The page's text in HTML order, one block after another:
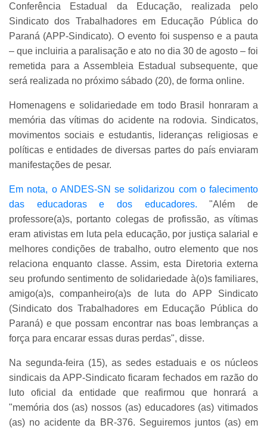
Conferência Estadual da Educação, realizada pelo
Sindicato dos Trabalhadores em Educação Pública do
Paraná (APP-Sindicato). O evento foi suspenso e a pauta
– que incluiria a paralisação e ato no dia 30 de agosto – foi
remetida para a Assembleia Estadual subsequente, que
será realizada no próximo sábado (20), de forma online.
Homenagens e solidariedade em todo Brasil honraram a
memória das vítimas do acidente na rodovia. Sindicatos,
movimentos sociais e estudantis, lideranças religiosas e
políticas e entidades de diversas partes do país enviaram
manifestações de pesar.
Em nota, o ANDES-SN se solidarizou com o falecimento
das educadoras e dos educadores. "Além de
professore(a)s, portanto colegas de profissão, as vítimas
eram ativistas em luta pela educação, por justiça salarial e
melhores condições de trabalho, outro elemento que nos
relaciona enquanto classe. Assim, esta Diretoria externa
seu profundo sentimento de solidariedade à(o)s familiares,
amigo(a)s, companheiro(a)s de luta do APP Sindicato
(Sindicato dos Trabalhadores em Educação Pública do
Paraná) e que possam encontrar nas boas lembranças a
força para encarar essas duras perdas", disse.
Na segunda-feira (15), as sedes estaduais e os núcleos
sindicais da APP-Sindicato ficaram fechados em razão do
luto oficial da entidade que reafirmou que honrará a
"memória dos (as) nossos (as) educadores (as) vitimados
(as) no acidente da BR-376. Seguiremos juntos (as) em